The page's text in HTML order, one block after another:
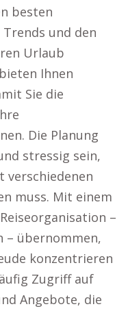
besten
und den
Urlaub
Ihnen
Sie die
Die Planung
stressig sein,
verschiedenen
muss. Mit einem
–
– übernommen,
konzentrieren
Zugriff auf
Angebote, die